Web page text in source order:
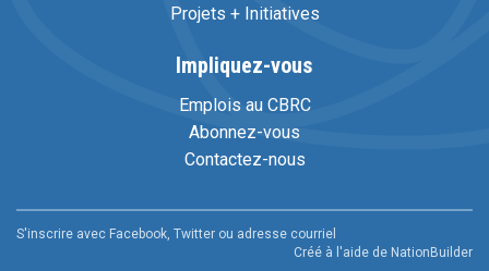
Projets + Initiatives
Impliquez-vous
Emplois au CBRC
Abonnez-vous
Contactez-nous
S'inscrire avec Facebook, Twitter ou adresse courriel
Créé à l'aide de NationBuilder